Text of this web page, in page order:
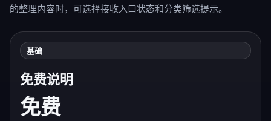
的整理内容时，可选择接收入口状态和分类筛选提示。
基础
免费说明
免费